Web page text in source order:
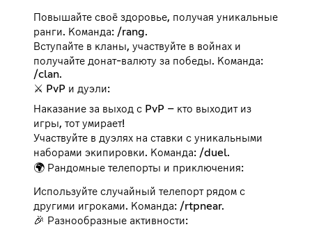
Повышайте своё здоровье, получая уникальные
ранги. Команда: /rang.
Вступайте в кланы, участвуйте в войнах и
получайте донат-валюту за победы. Команда:
/clan.
⚔️ PvP и дуэли:
Наказание за выход с PvP – кто выходит из
игры, тот умирает!
Участвуйте в дуэлях на ставки с уникальными
наборами экипировки. Команда: /duel.
🌍 Рандомные телепорты и приключения:
Используйте случайный телепорт рядом с
другими игроками. Команда: /rtpnear.
🎉 Разнообразные активности: